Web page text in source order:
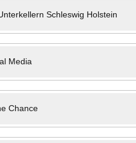
Schleswig Holstein
Media
Chance